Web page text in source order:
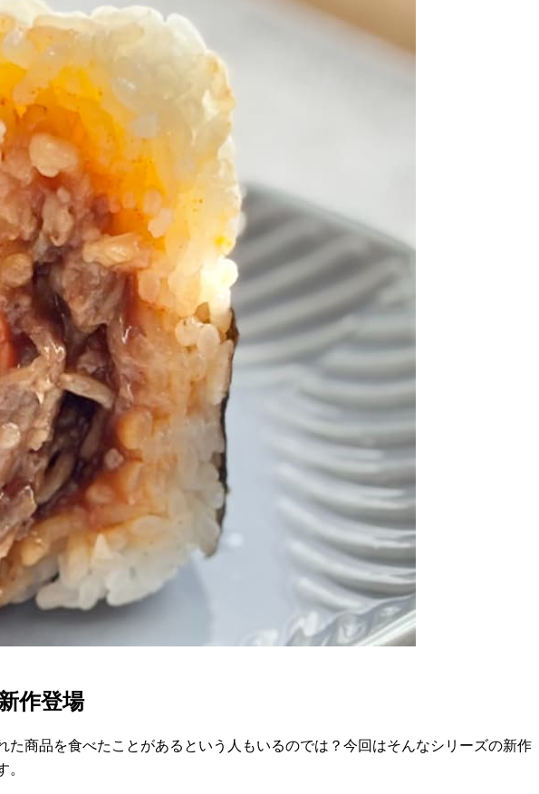
作登場
商品を食べたことがあるという人もいるのでは？今回はそんなシリーズの新作